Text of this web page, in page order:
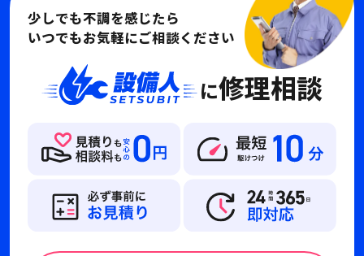
少しでも不調を感じたら
いつでもお気軽にご相談ください
に修理相談